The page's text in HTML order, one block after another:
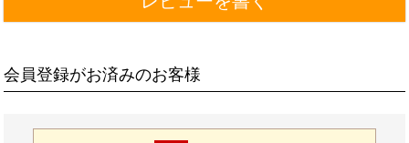
会員登録がお済みのお客様